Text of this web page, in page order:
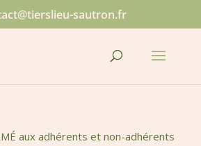
sautron.fr
aux adhérents et non-adhérents